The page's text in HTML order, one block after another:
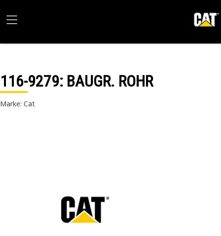
116-9279: BAUGR. ROHR
Marke: Cat